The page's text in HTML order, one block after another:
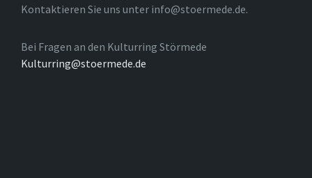
Kontaktieren Sie uns unter info@stoermede.de.
Bei Fragen an den Kulturring Störmede
Kulturring@stoermede.de